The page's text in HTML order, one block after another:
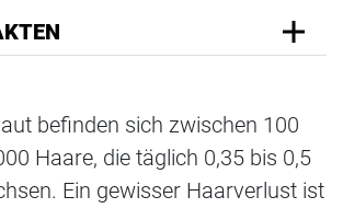
befinden sich zwischen 100
Haare, die täglich 0,35 bis 0,5
Ein gewisser Haarverlust ist